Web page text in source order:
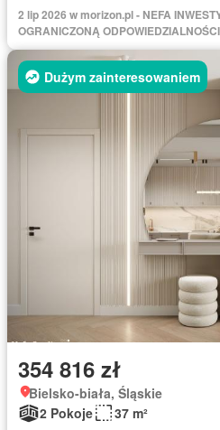
2 lip 2026 w morizon.pl - NEFA
OGRANICZONĄ
Dużym zainteresowaniem
354 816 zł
Bielsko-biała, Śląskie
2 Pokoje
37 m²